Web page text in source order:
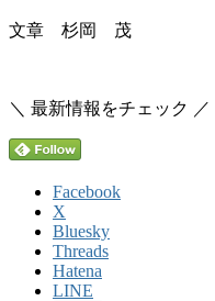
文章 杉岡 茂
＼ 最新情報をチェック ／
Facebook
X
Bluesky
Threads
Hatena
LINE